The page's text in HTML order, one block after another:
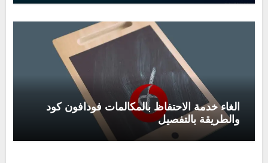
الغاء خدمة الاحتفاظ بالمكالمات فودافون كود
والطريقة بالتفصيل